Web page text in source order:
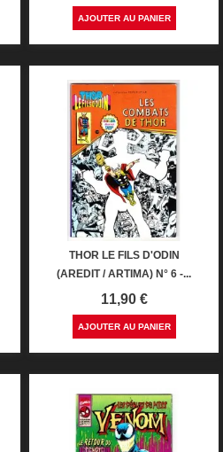
AJOUTER AU PANIER
THOR LE FILS D'ODIN
(AREDIT / ARTIMA) N° 6 -...
Prix
11,90 €
AJOUTER AU PANIER